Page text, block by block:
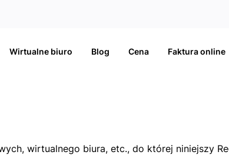
Wirtualne biuro Blog Cena Faktura online
wirtualnego biura, etc., do której niniejszy